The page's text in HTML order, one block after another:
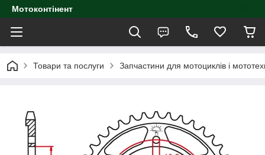
Мотоконтінент
Товари та послуги Запчастини для мотоциклів і